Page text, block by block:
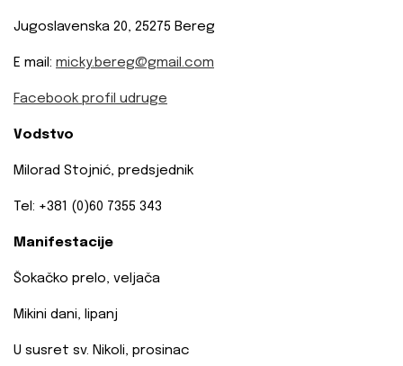
Jugoslavenska 20, 25275 Bereg
E mail: micky.bereg@gmail.com
Facebook profil udruge
Vodstvo
Milorad Stojnić, predsjednik
Tel: +381 (0)60 7355 343
Manifestacije
Šokačko prelo, veljača
Mikini dani, lipanj
U susret sv. Nikoli, prosinac